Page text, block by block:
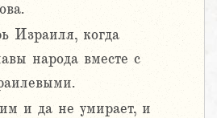
Израиля, когда
народа вместе с
и да не умирает, и